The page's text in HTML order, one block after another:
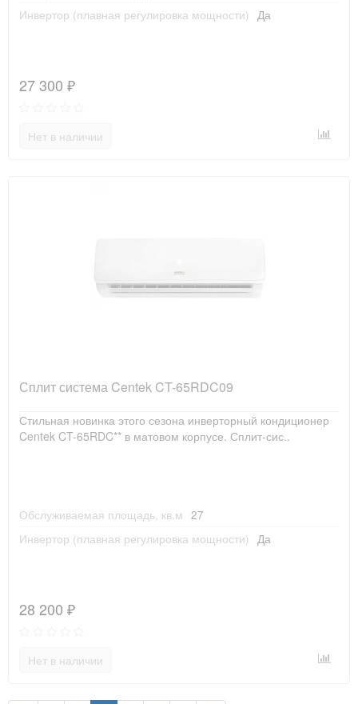
Инвертор (плавная регулировка мощности)
Да
27 300 ₽
Нет в наличии
Сплит система Centek CT-65RDC09
Стильная новинка этого сезона инверторный кондиционер
Centek CT-65RDC** в матовом корпусе. Сплит-сис..
Обслуживаемая площадь, кв.м 27
Инвертор (плавная регулировка мощности)
Да
28 200 ₽
Нет в наличии